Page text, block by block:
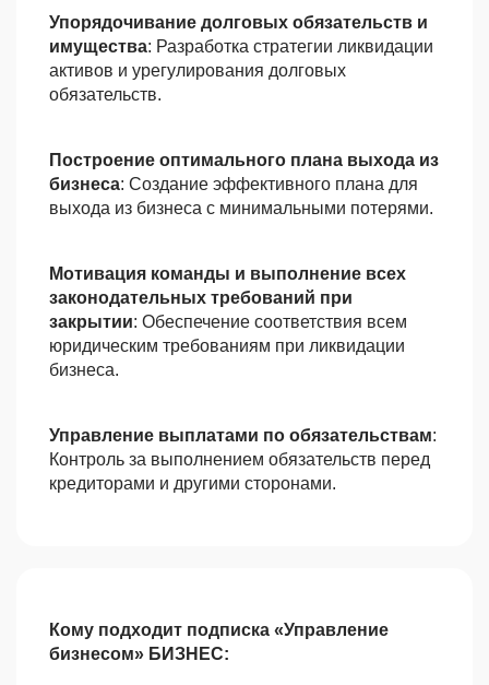
Упорядочивание долговых обязательств и
имущества: Разработка стратегии ликвидации
активов и урегулирования долговых
обязательств.
Построение оптимального плана выхода из
бизнеса: Создание эффективного плана для
выхода из бизнеса с минимальными потерями.
Мотивация команды и выполнение всех
законодательных требований при
закрытии: Обеспечение соответствия всем
юридическим требованиям при ликвидации
бизнеса.
Управление выплатами по обязательствам:
Контроль за выполнением обязательств перед
кредиторами и другими сторонами.
Кому подходит подписка «Управление
бизнесом» БИЗНЕС: